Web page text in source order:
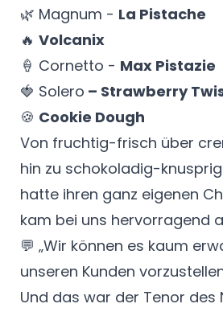
🌿 Magnum - La Pistache
🔥 Volcanix
🍦 Cornetto - Max Pistazie
🍓 Solero – Strawberry
🍪 Cookie Dough
Von fruchtig-frisch über
hin zu schokoladig-
hatte ihren ganz eigenen
kam bei uns hervorragend
💬 „Wir können es kaum
unseren Kunden
Und das war der Tenor des